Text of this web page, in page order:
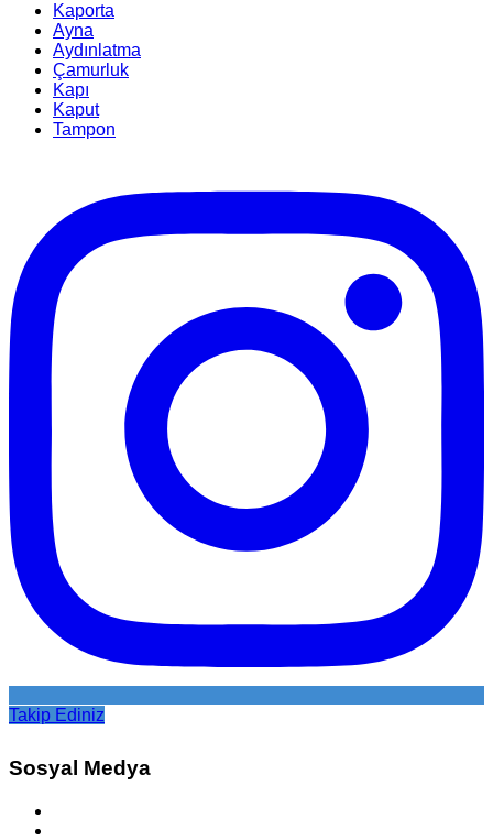
Kaporta
Ayna
Aydınlatma
Çamurluk
Kapı
Kaput
Tampon
Takip Ediniz
Sosyal Medya